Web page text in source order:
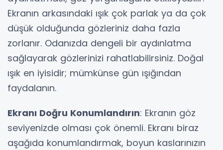
Ekranın arkasındaki ışık çok parlak ya da çok
düşük olduğunda gözleriniz daha fazla
zorlanır. Odanızda dengeli bir aydınlatma
sağlayarak gözlerinizi rahatlabilirsiniz. Doğal
ışık en iyisidir; mümkünse gün ışığından
faydalanın.
Ekranı Doğru Konumlandırın: Ekranın göz
seviyenizde olması çok önemli. Ekranı biraz
aşağıda konumlandırmak, boyun kaslarınızın